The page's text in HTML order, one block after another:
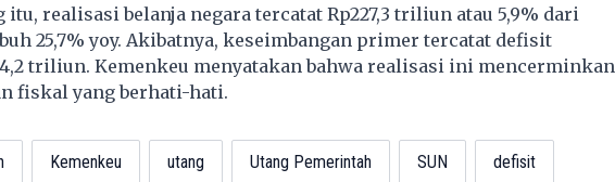
itu, realisasi belanja negara tercatat Rp227,3 triliun atau 5,9% dari
25,7% yoy. Akibatnya, keseimbangan primer tercatat defisit
triliun. Kemenkeu menyatakan bahwa realisasi ini mencerminkan
fiskal yang berhati-hati.
Kemenkeu utang Utang Pemerintah SUN defisit